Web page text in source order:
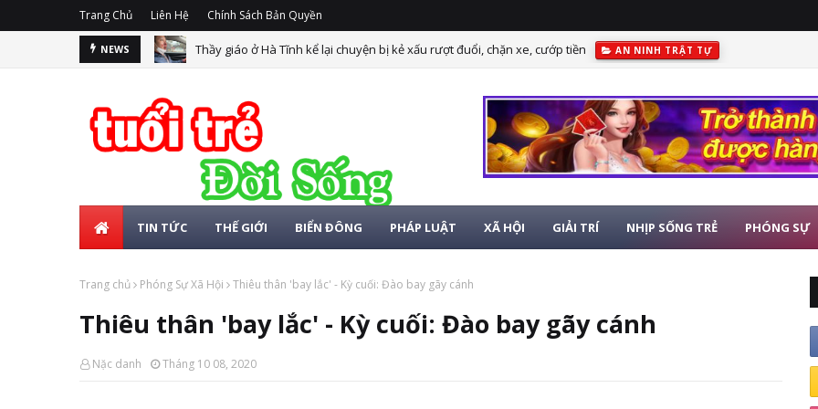
Trang Chủ Liên Hệ Chính Sách Bản Quyền
NEWS Thầy giáo ở Hà Tĩnh kể lại chuyện bị kẻ xấu rượt đuổi, chặn xe, cướp tiền AN NINH TRẬT TỰ
TIN TỨC THẾ GIỚI BIỂN ĐÔNG PHÁP LUẬT XÃ HỘI GIẢI TRÍ NHỊP SỐNG TRẺ PHÓNG SỰ
Trang chủ Phóng Sự Xã Hội Thiêu thân 'bay lắc' - Kỳ cuối: Đào bay gãy cánh
Thiêu thân 'bay lắc' - Kỳ cuối: Đào bay gãy cánh
Nặc danh Tháng 10 08, 2020